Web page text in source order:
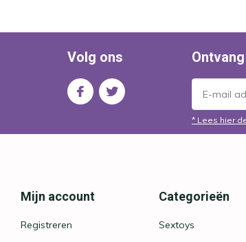
Volg ons
* Lees hier
Mijn account
Registreren
Categorieën
Sextoys